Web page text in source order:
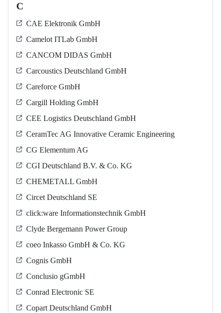
C
CAE Elektronik GmbH
Camelot ITLab GmbH
CANCOM DIDAS GmbH
Carcoustics Deutschland GmbH
Careforce GmbH
Cargill Holding GmbH
CEE Logistics Deutschland GmbH
CeramTec AG Innovative Ceramic Engineering
CG Elementum AG
CGI Deutschland B.V. & Co. KG
CHEMETALL GmbH
Circet Deutschland SE
click:ware Informationstechnik GmbH
Clyde Bergemann Power Group
coeo Inkasso GmbH & Co. KG
Cognis GmbH
Conclusio gGmbH
Conrad Electronic SE
Copart Deutschland GmbH